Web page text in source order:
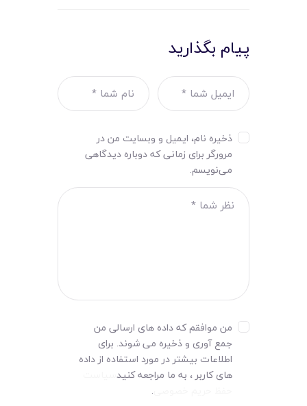
پیام بگذارید
ذخیره نام، ایمیل و وبسایت من در
مرورگر برای زمانی که دوباره دیدگاهی
می‌نویسم.
من موافقم که داده های ارسالی من
جمع آوری و ذخیره می شوند. برای
اطلاعات بیشتر در مورد استفاده از داده
های کاربر ، به ما مراجعه کنید
.